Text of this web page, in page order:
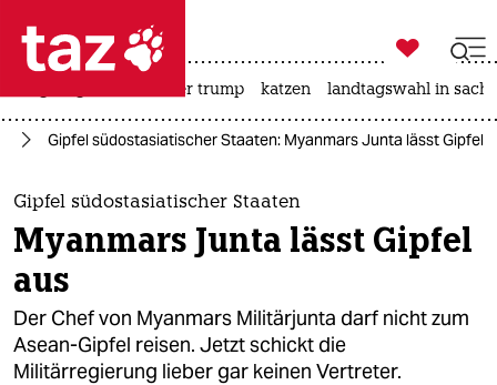
 taz zahl ich
taz zahl ich
themen
politik
öko
gesellschaft

taz zahl ich
usa unter trump katzen landtagswahl in
Gipfel südostasiatischer Staaten: Myanmars Junta lässt Gipfel
Gipfel südostasiatischer Staaten
Myanmars Junta lässt Gipfel
aus
Der Chef von Myanmars Militärjunta darf nicht zum
Asean-Gipfel reisen. Jetzt schickt die
Militärregierung lieber gar keinen Vertreter.